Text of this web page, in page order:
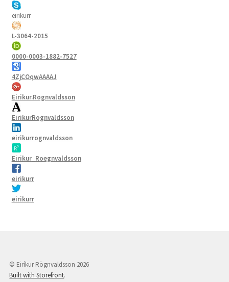
eirikurr
L-3064-2015
0000-0003-1882-7527
4ZjCOqwAAAAJ
Eirikur.Rognvaldsson
EirikurRognvaldsson
eirikurrognvaldsson
Eirikur_Roegnvaldsson
eirikurr
eirikurr
© Eiríkur Rögnvaldsson 2026
Built with Storefront.